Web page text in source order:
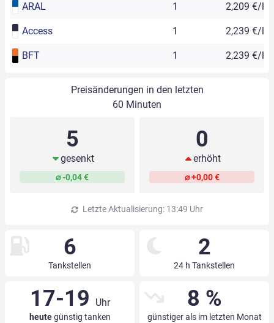
ARAL 1 2,209 €/l
Access 1 2,239 €/l
BFT 1 2,239 €/l
Preisänderungen in den letzten
60 Minuten
5
gesenkt
⌀ -0,04 €
0
erhöht
⌀ +0,00 €
Letzte Aktualisierung: 13:49 Uhr
6
Tankstellen
2
24 h Tankstellen
17-19 Uhr
heutegünstig tanken
8 %
günstiger als im letzten Monat